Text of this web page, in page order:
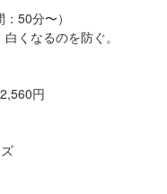
50分〜）
くなるのを防ぐ。
円